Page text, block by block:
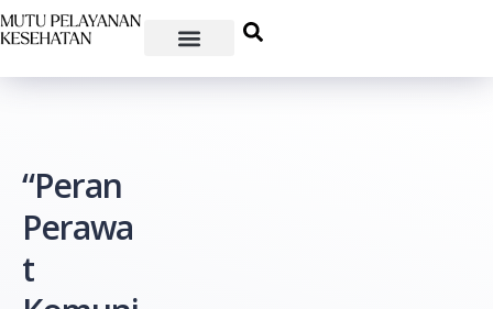
“Peran
Perawa
t